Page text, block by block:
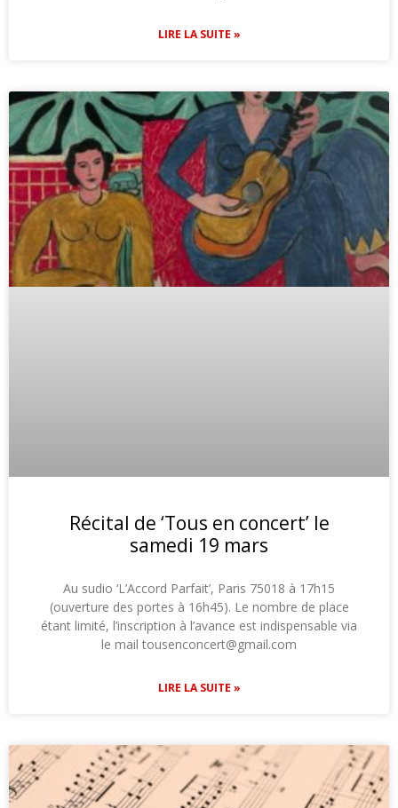
LIRE LA SUITE »
Récital de ‘Tous en concert’ le
samedi 19 mars
Au sudio ‘L’Accord Parfait’, Paris 75018 à 17h15
(ouverture des portes à 16h45). Le nombre de place
étant limité, l’inscription à l’avance est indispensable via
le mail tousenconcert@gmail.com
LIRE LA SUITE »